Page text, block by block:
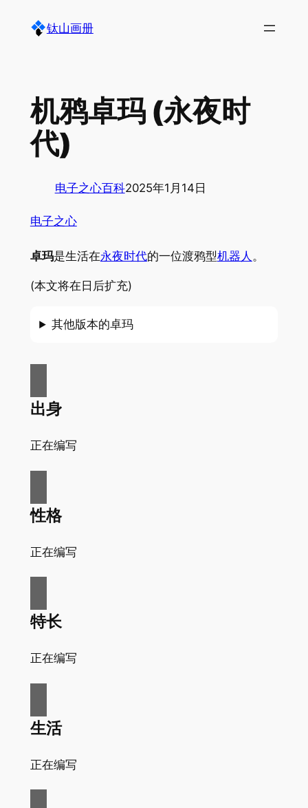
钛山画册
机鸦卓玛 (永夜时
代)
电子之心百科2025年1月14日
电子之心
卓玛是生活在永夜时代的一位渡鸦型机器人 。
(本文将在日后扩充)
其他版本的卓玛
出身
正在编写
性格
正在编写
特长
正在编写
生活
正在编写